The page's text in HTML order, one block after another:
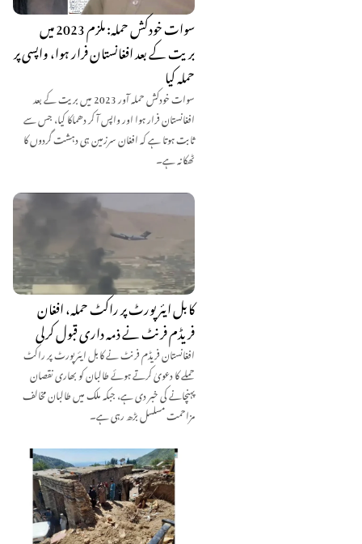
سوات خودکش حملہ: ملزم 2023 میں
بریت کے بعد افغانستان فرار ہوا، واپسی پر
حملہ کیا
سوات خودکش حملہ آور 2023 میں بریت کے بعد
افغانستان فرار ہوا اور واپس آ کر دھماکا کیا، جس سے
ثابت ہوتا ہے کہ افغان سرزمین ہی دہشت گردوں کا
ٹھکانہ ہے۔
کابل ایئرپورٹ پر راکٹ حملہ، افغان
فریڈم فرنٹ نے ذمہ داری قبول کرلی
افغانستان فریڈم فرنٹ نے کابل ایئرپورٹ پر راکٹ
حملے کا دعویٰ کرتے ہوئے طالبان کو بھاری نقصان
پہنچانے کی خبر دی ہے، جبکہ ملک میں طالبان مخالف
مزاحمت مسلسل بڑھ رہی ہے۔